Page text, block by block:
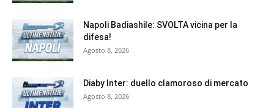
Napoli Badiashile: SVOLTA vicina per la
difesa!
Agosto 8, 2026
Diaby Inter: duello clamoroso di mercato
Agosto 8, 2026